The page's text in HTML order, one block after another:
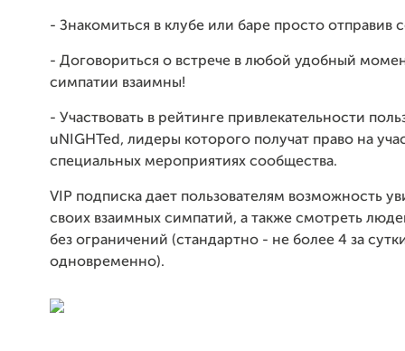
- Знакомиться в клубе или баре просто отправив
- Договориться о встрече в любой удобный
симпатии взаимны!
- Участвовать в рейтинге привлекательности
uNIGHTed, лидеры которого получат право на
специальных мероприятиях сообщества.
VIP подписка дает пользователям возможность
своих взаимных симпатий, а также смотреть
без ограничений (стандартно - не более 4 за
одновременно).